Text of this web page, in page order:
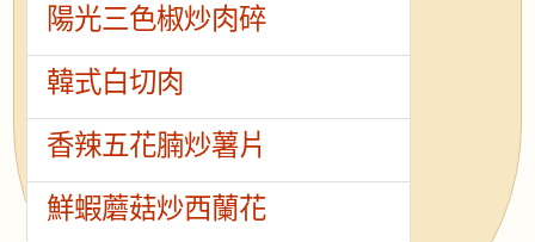
陽光三色椒炒肉碎
韓式白切肉
香辣五花腩炒薯片
鮮蝦蘑菇炒西蘭花